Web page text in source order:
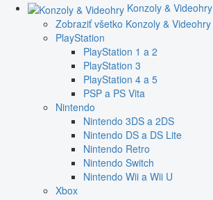
Konzoly & Videohry
Zobraziť všetko Konzoly & Videohry
PlayStation
PlayStation 1 a 2
PlayStation 3
PlayStation 4 a 5
PSP a PS Vita
Nintendo
Nintendo 3DS a 2DS
Nintendo DS a DS Lite
Nintendo Retro
Nintendo Switch
Nintendo Wii a Wii U
Xbox